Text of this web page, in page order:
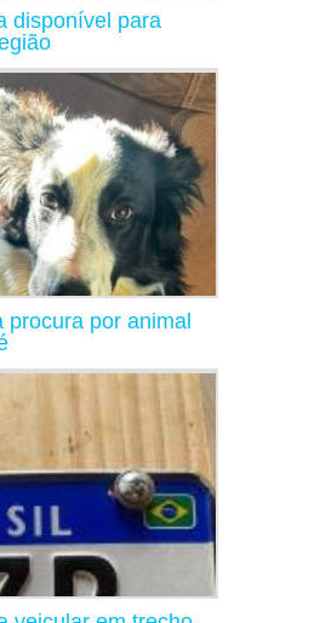
disponível para
procura por animal